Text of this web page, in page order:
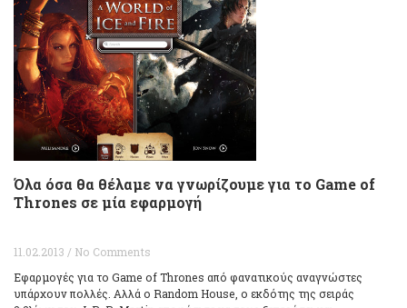
Όλα όσα θα θέλαμε να γνωρίζουμε για το Game of
Thrones σε μία εφαρμογή
11.02.2013 / No Comments
Εφαρμογές για το Game of Thrones από φανατικούς αναγνώστες
υπάρχουν πολλές. Αλλά o Random House, ο εκδότης της σειράς